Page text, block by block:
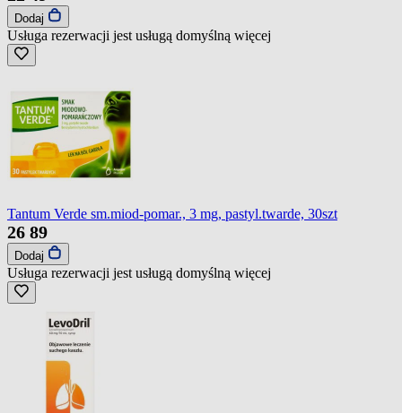
Dodaj
Usługa rezerwacji jest usługą domyślną więcej
Tantum Verde sm.miod-pomar., 3 mg, pastyl.twarde, 30szt
26 89
Dodaj
Usługa rezerwacji jest usługą domyślną więcej